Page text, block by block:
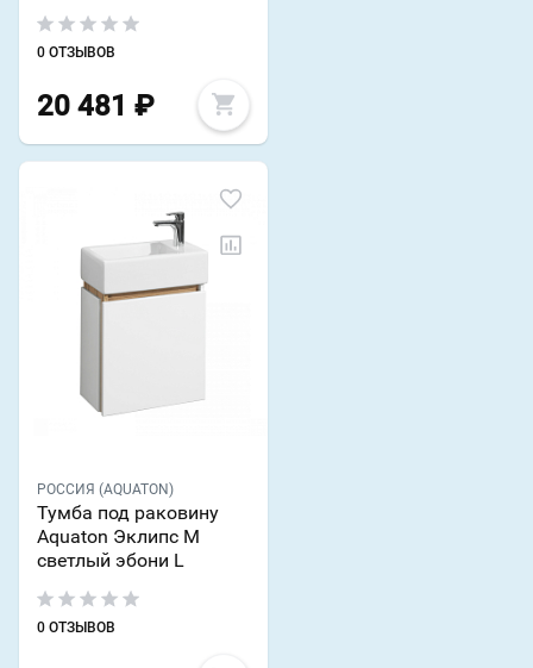
0 ОТЗЫВОВ
20 481 ₽
РОССИЯ (AQUATON)
Тумба под раковину
Aquaton Эклипс М
светлый эбони L
0 ОТЗЫВОВ